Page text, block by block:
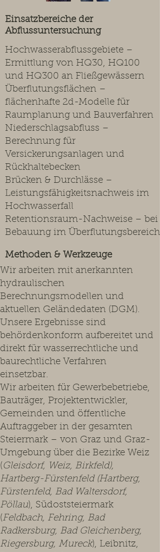
Einsatzbereiche der
Abflussuntersuchung
Hochwasserabflussgebiete –
Ermittlung von HQ30, HQ100
und HQ300 an Fließgewässern
Überflutungsflächen –
flächenhafte 2d-Modelle für
Raumplanung und Bauverfahren
Niederschlagsabfluss –
Berechnung für
Versickerungsanlagen und
Rückhaltebecken
Brücken & Durchlässe –
Leistungsfähigkeitsnachweis im
Hochwasserfall
Retentionsraum-Nachweise – bei
Bebauung im Überflutungsbereich
Methoden & Werkzeuge
Wir arbeiten mit anerkannten
hydraulischen
Berechnungsmodellen und
aktuellen Geländedaten (DGM).
Unsere Ergebnisse sind
behördenkonform aufbereitet und
direkt für wasserrechtliche und
baurechtliche Verfahren
einsetzbar.
Wir arbeiten für Gewerbebetriebe,
Bauträger, Projektentwickler,
Gemeinden und öffentliche
Auftraggeber in der gesamten
Steiermark – von Graz und Graz-
Umgebung über die Bezirke Weiz
(Gleisdorf, Weiz, Birkfeld),
Hartberg-Fürstenfeld (Hartberg,
Fürstenfeld, Bad Waltersdorf,
Pöllau), Südoststeiermark
(Feldbach, Fehring, Bad
Radkersburg, Bad Gleichenberg,
Riegersburg, Mureck), Leibnitz,